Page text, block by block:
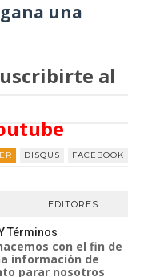
una
al
DISQUS FACEBOOK
EDITORES
Términos
con el fin de
información de
parar nosotros